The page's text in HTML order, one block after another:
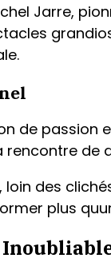
Jarre,
de passion
de
loin des
plus